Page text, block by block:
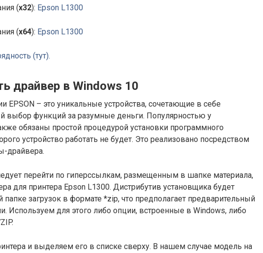
(x32): Epson L1300
(x64): Epson L1300
(тут).
драйвер в Windows 10
EPSON – это уникальные устройства, сочетающие в себе
выбор функций за разумные деньги. Популярностью у
обязаны простой процедурой установки программного
устройство работать не будет. Это реализовано посредством
драйвера.
перейти по гиперссылкам, размещенным в шапке материала,
для принтера Epson L1300. Дистрибутив установщика будет
папке загрузок в формате *zip, что предполагает предварительный
Используем для этого либо опции, встроенные в Windows, либо
и выделяем его в списке сверху. В нашем случае модель на